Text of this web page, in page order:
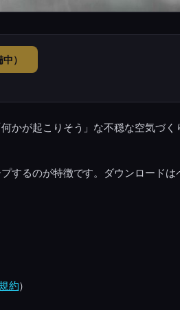
）
かが起こりそう」な不穏な空気づく
するのが特徴です。ダウンロード
約）